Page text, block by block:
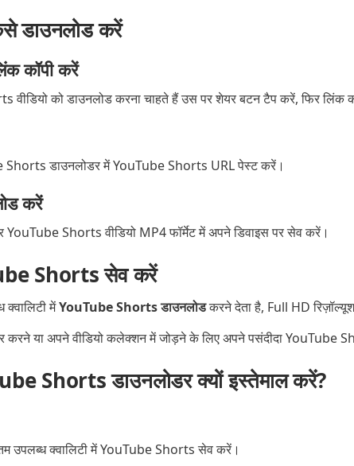
डाउनलोड करें
कॉपी करें
को डाउनलोड करना चाहते हैं उस पर शेयर बटन टैप करें, फिर लिंक
Shorts डाउनलोडर में YouTube Shorts URL पेस्ट करें।
करें
Shorts वीडियो MP4 फॉर्मेट में अपने डिवाइस पर सेव करें।
Shorts सेव करें
मेंYouTube Shorts डाउनलोडकरने देता है, Full HD
करने या अपने वीडियो कलेक्शन में जोड़ने के लिए अपने पसंदीदा YouTube
Shorts डाउनलोडर क्यों इस्तेमाल करें?
उपलब्ध क्वालिटी में YouTube Shorts सेव करें।